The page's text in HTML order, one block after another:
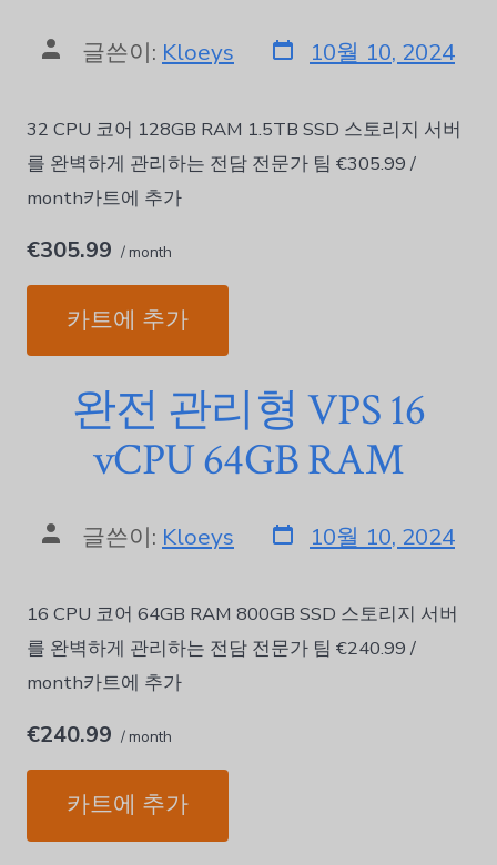
글쓴이: Kloeys 10월 10, 2024
32 CPU 코어 128GB RAM 1.5TB SSD 스토리지 서버
를 완벽하게 관리하는 전담 전문가 팀 €305.99 /
month카트에 추가
€305.99 / month
카트에 추가
완전 관리형 VPS 16
vCPU 64GB RAM
글쓴이: Kloeys 10월 10, 2024
16 CPU 코어 64GB RAM 800GB SSD 스토리지 서버
를 완벽하게 관리하는 전담 전문가 팀 €240.99 /
month카트에 추가
€240.99 / month
카트에 추가
Türkçe
Русский
Tiếng Việt